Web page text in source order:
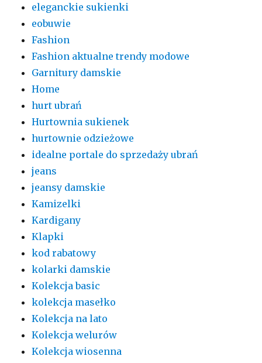
eleganckie sukienki
eobuwie
Fashion
Fashion aktualne trendy modowe
Garnitury damskie
Home
hurt ubrań
Hurtownia sukienek
hurtownie odzieżowe
idealne portale do sprzedaży ubrań
jeans
jeansy damskie
Kamizelki
Kardigany
Klapki
kod rabatowy
kolarki damskie
Kolekcja basic
kolekcja masełko
Kolekcja na lato
Kolekcja welurów
Kolekcja wiosenna